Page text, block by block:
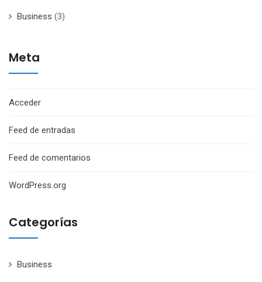
Business (3)
Meta
Acceder
Feed de entradas
Feed de comentarios
WordPress.org
Categorías
Business